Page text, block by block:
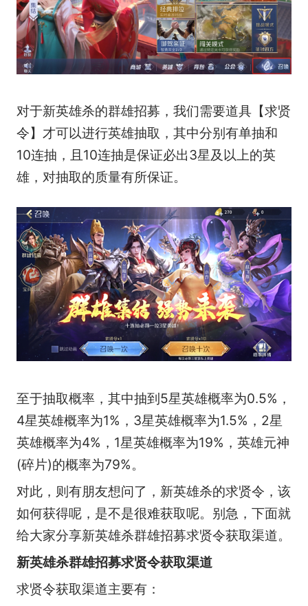
对于新英雄杀的群雄招募，我们需要道具【求贤
令】才可以进行英雄抽取，其中分别有单抽和
10连抽，且10连抽是保证必出3星及以上的英
雄，对抽取的质量有所保证。
至于抽取概率，其中抽到5星英雄概率为0.5%，
4星英雄概率为1%，3星英雄概率为1.5%，2星
英雄概率为4%，1星英雄概率为19%，英雄元神
(碎片)的概率为79%。
对此，则有朋友想问了，新英雄杀的求贤令，该
如何获得呢，是不是很难获取呢。别急，下面就
给大家分享新英雄杀群雄招募求贤令获取渠道。
新英雄杀群雄招募求贤令获取渠道
求贤令获取渠道主要有：